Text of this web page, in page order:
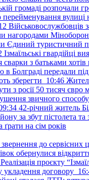
громаді розпочали
вулиці
Військовослужбовців
нагородами
Єдиний туристичний
Ізмаїльські гвардійці
сварки з батьками
в Болграді передали
зберегти 10:46
з росії 50 тисяч євро
звичного
42-річний житель
за збут пістолета та
на сім років
до сервісних
обернулися
Реалізація проєкту
укладення договору